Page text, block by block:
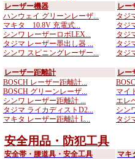
レーザー機器
ハンウェイ グリーンレーザ...
マキタ 10.8V 充電式...
シンワ レーザーロボLEX...
タジマ レーザー墨出し器 ...
シンワ スピニングレーザー...
レー
タジ
タジ
タジ
タジ
タジ
レーザー距離計
BOSCH レーザー距離計...
BOSCH グリーンレーザ...
シンワ レーザー距離計 ...
タジマ ライカディストD2...
マキタ レーザー距離計 L...
レー
マイ
エレ
シン
タジ
安全用品・防犯工具
安全帯・腰道具・安全工具
マキ